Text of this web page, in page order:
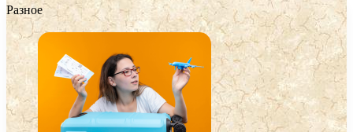
Разное